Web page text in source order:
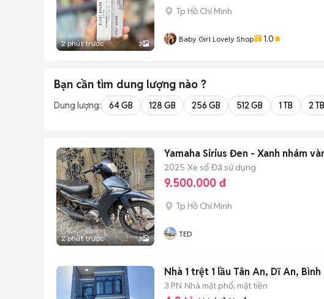
2 phút trước 3
Tp Hồ Chí Minh
Baby Girl Lovely Shop 1.0
Bạn cần tìm dung lượng nào ?
Dung lượng: 64 GB 128 GB 256 GB 512 GB 1 TB 2 TB
2 phút trước 3
Yamaha Sirius Đen - Xanh nhám
2025 Xe số Đã sử dụng
9.500.000 đ
Tp Hồ Chí Minh
TED
Nhà 1 trệt 1 lầu Tân An, Dĩ An,
3 PN Nhà mặt phố, mặt tiền